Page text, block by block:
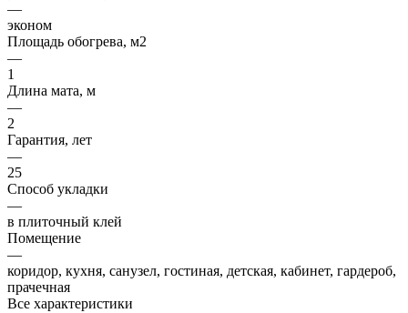
—
эконом
Площадь обогрева, м2
—
1
Длина мата, м
—
2
Гарантия, лет
—
25
Способ укладки
—
в плиточный клей
Помещение
—
коридор, кухня, санузел, гостиная, детская, кабинет, гардероб,
прачечная
Все характеристики